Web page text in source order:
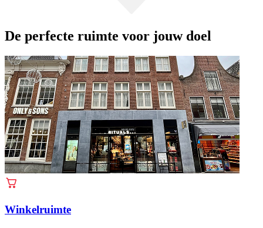
De perfecte ruimte voor jouw doel
Winkelruimte